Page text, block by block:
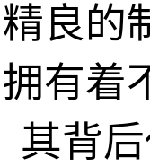
良的
有着
其背